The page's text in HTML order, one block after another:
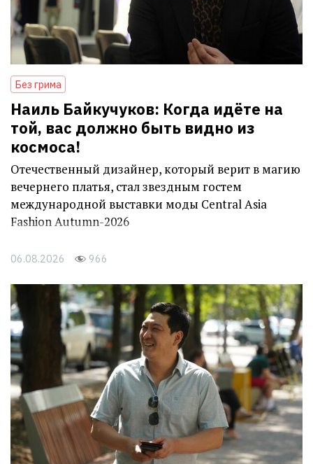
Без грима
Наиль Байкучуков: Когда идёте на
той, вас должно быть видно из
космоса!
Отечественный дизайнер, который верит в магию
вечернего платья, стал звездным гостем
международной выставки моды Central Asia
Fashion Autumn-2026
06.08.2026 966